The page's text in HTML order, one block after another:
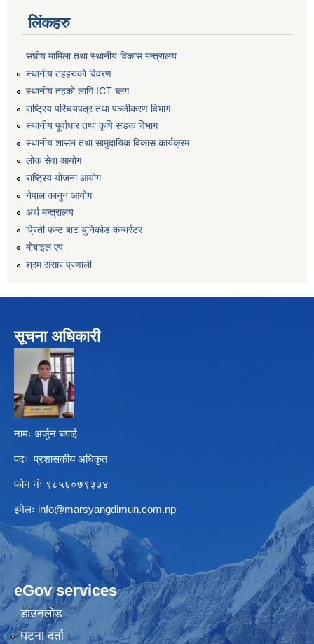
लिंकहरु
संघीय मामिला तथा स्थानीय विकास मन्त्रालय
स्थानीय तहहरुकाे विवरण
स्थानीय तहको लागि ICT ब्लग
राष्‍ट्रिय परिचयपत्र तथा पञ्‍जीकरण विभाग
स्थानीय पूर्वाधार तथा कृषि सडक विभाग
स्थानीय शासन तथा सामुदायिक विकास कार्यक्रम
लोक सेवा आयोग
राष्ट्रिय योजना आयोग
नेपाल कानुन आयोग
अर्थ मन्त्रालय
प्रिती फन्ट बाट युनिकोड कन्भर्रटर
माेबाइल एप
श्रम संसार प्रणाली
सूचना अधिकारी
नामः अर्जुन चपाई
पदः प्रशासकीय अधिकृत
फोन नंः ९८५६०७९३३४
इमेलः info@marsyangdimun.com.np
eGov services
डाउनलोड
घटना दर्ता